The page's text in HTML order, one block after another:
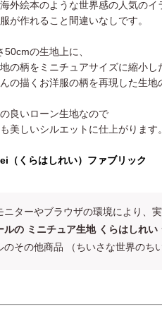
外絵本のような世界感の人気の
が作れること間違いなしです。
の生地上に、
の柄をミニチュアサイズに縮小し
の描くお洋服の柄を再現した生
良いローン生地なので
美しいシルエットに仕上がります
くらはしれい）ファブリック
ターやブラウザの環境により、
の ミニチュア生地 くらはしれ
のその他商品 （ちいさな世界のち